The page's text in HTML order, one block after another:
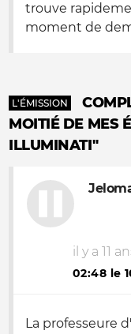
trouve
moment de
L'ÉMISSION
MOITIÉ DE MES
ILLUMINATI"
il y a 11
02:48 le
La professeure